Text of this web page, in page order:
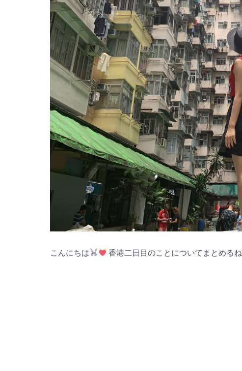
こんにちは 香港二日目のことについてまとめるね